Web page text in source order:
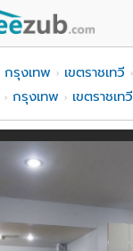
กรุงเทพ เขตราชเทวี
กรุงเทพ เขตราชเทวี